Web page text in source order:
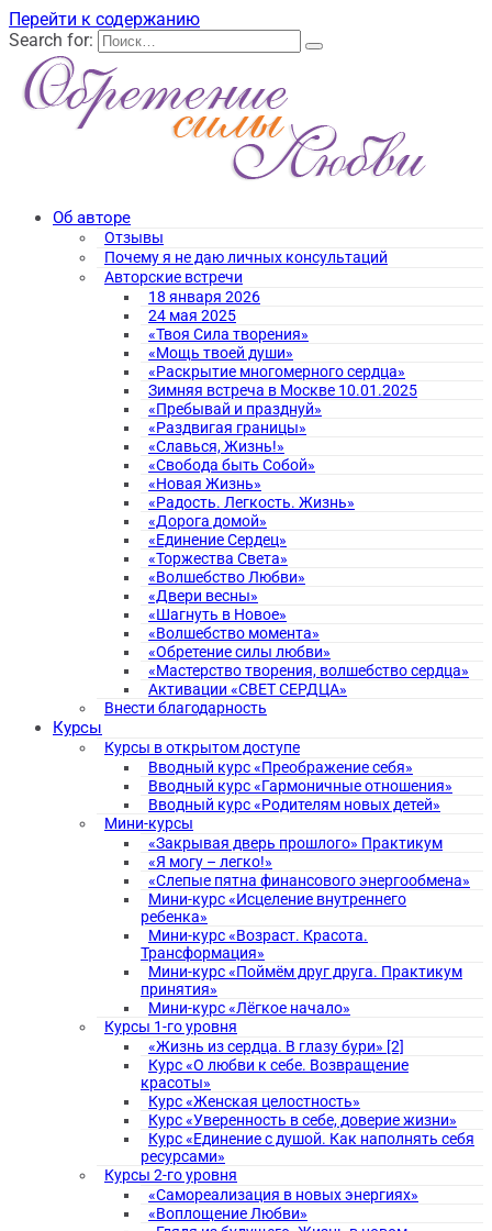
Перейти к содержанию
Search for:
Об авторе
Отзывы
Почему я не даю личных консультаций
Авторские встречи
18 января 2026
24 мая 2025
«Твоя Сила творения»
«Мощь твоей души»
«Раскрытие многомерного сердца»
Зимняя встреча в Москве 10.01.2025
«Пребывай и празднуй»
«Раздвигая границы»
«Славься, Жизнь!»
«Свобода быть Собой»
«Новая Жизнь»
«Радость. Легкость. Жизнь»
«Дорога домой»
«Единение Сердец»
«Торжества Света»
«Волшебство Любви»
«Двери весны»
«Шагнуть в Новое»
«Волшебство момента»
«Обретение силы любви»
«Мастерство творения, волшебство сердца»
Активации «СВЕТ СЕРДЦА»
Внести благодарность
Курсы
Курсы в открытом доступе
Вводный курс «Преображение себя»
Вводный курс «Гармоничные отношения»
Вводный курс «Родителям новых детей»
Мини-курсы
«Закрывая дверь прошлого» Практикум
«Я могу – легко!»
«Слепые пятна финансового энергообмена»
Мини-курс «Исцеление внутреннего
ребенка»
Мини-курс «Возраст. Красота.
Трансформация»
Мини-курс «Поймём друг друга. Практикум
принятия»
Мини-курс «Лёгкое начало»
Курсы 1-го уровня
«Жизнь из сердца. В глазу бури» [2]
Курс «О любви к себе. Возвращение
красоты»
Курс «Женская целостность»
Курс «Уверенность в себе, доверие жизни»
Курс «Единение с душой. Как наполнять себя
ресурсами»
Курсы 2-го уровня
«Самореализация в новых энергиях»
«Воплощение Любви»